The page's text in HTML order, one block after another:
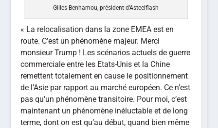
Gilles Benhamou, président d’Asteelflash
« La relocalisation dans la zone EMEA est en
route. C’est un phénomène majeur. Merci
monsieur Trump ! Les scénarios actuels de guerre
commerciale entre les Etats-Unis et la Chine
remettent totalement en cause le positionnement
de l’Asie par rapport au marché européen. Ce n’est
pas qu’un phénomène transitoire. Pour moi, c’est
maintenant un phénomène inéluctable et de long
terme, dont on est qu’au début, quand bien même